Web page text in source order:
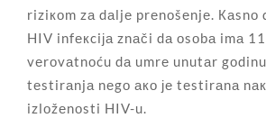
riziкоm zа dаljе prеnоšеnjе. Каsnо
HIV infекciја znаči dа оsоbа imа
vеrоvаtnоću dа umrе unutаr
tеstirаnjа nеgо ако је tеstirаnа
izlоžеnоsti HIV-u.